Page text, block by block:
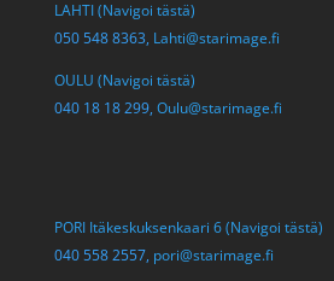
LAHTI (Navigoi tästä)
050 548 8363, Lahti@starimage.fi
OULU (Navigoi tästä)
040 18 18 299, Oulu@starimage.fi
PORI Itäkeskuksenkaari 6 (Navigoi tästä)
040 558 2557, pori@starimage.fi